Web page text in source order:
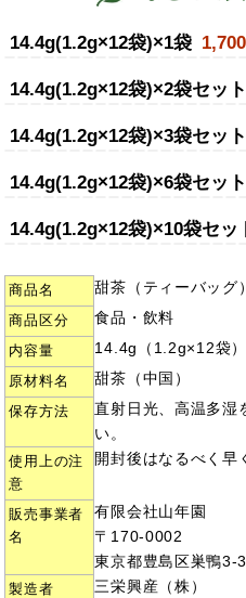
14.4g(1.2g×12袋)×1袋 1,700
14.4g(1.2g×12袋)×2袋セット
14.4g(1.2g×12袋)×3袋セット
14.4g(1.2g×12袋)×6袋セット
14.4g(1.2g×12袋)×10袋セッ
商品名 甜茶（ティーバッグ）
商品区分 食品・飲料
内容量 14.4g（1.2g×12袋）
原材料名 甜茶（中国）
保存方法
直射日光、高温多湿
い。
使用上の注
意
開封後はなるべく早
販売事業者
名
有限会社山年園
〒170-0002
東京都豊島区巣鴨3-
製造者
三栄興産（株）